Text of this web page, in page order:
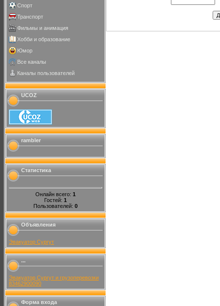
Спорт
Транспорт
Фильмы и анимация
Хобби и образование
Юмор
Все каналы
Каналы пользователей
UCOZ
rambler
Статистика
Онлайн всего: 1
Гостей: 1
Пользователей: 0
Объявления
Эвакуатор Сургут
...
Эвакуатор Сургут и грузоперевозки
83462900090
Форма входа